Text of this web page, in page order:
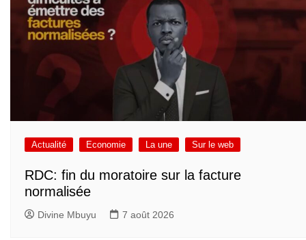
Actualité Economie La une Sur le web
RDC: fin du moratoire sur la facture
normalisée
Divine Mbuyu 7 août 2026